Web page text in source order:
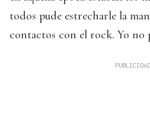
todos pude estrecharle la
contactos con el rock. Yo no